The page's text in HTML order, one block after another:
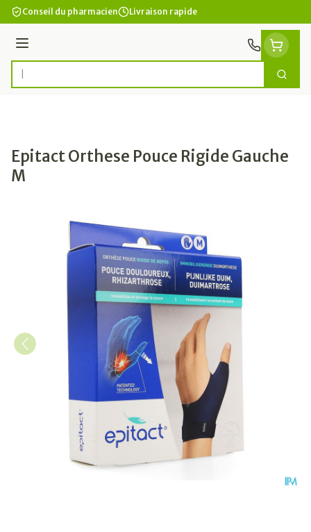
Aller au contenu
Conseil du pharmacien Livraison rapide
Menu
Rechercher
Epitact Orthese Pouce Rigide Gauche
M